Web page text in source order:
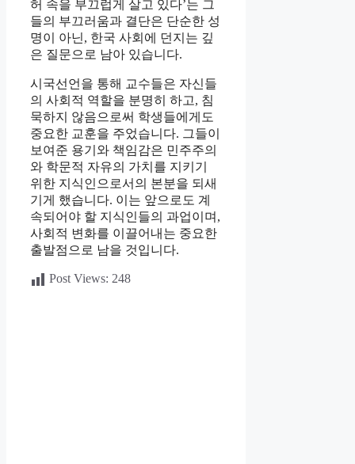
허 속을 부끄럽게 살고 있다’는 그
들의 부끄러움과 결단은 단순한 성
명이 아닌, 한국 사회에 던지는 깊
은 질문으로 남아 있습니다.
시국선언을 통해 교수들은 자신들
의 사회적 역할을 분명히 하고, 침
묵하지 않음으로써 학생들에게도
중요한 교훈을 주었습니다. 그들이
보여준 용기와 책임감은 민주주의
와 학문적 자유의 가치를 지키기
위한 지식인으로서의 본분을 되새
기게 했습니다. 이는 앞으로도 계
속되어야 할 지식인들의 과업이며,
사회적 변화를 이끌어내는 중요한
출발점으로 남을 것입니다.
Post Views: 248